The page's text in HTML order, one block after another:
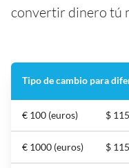
convertir dinero tú
Tipo de cambio para
€ 100 (euros) $
€ 1000 (euros) $